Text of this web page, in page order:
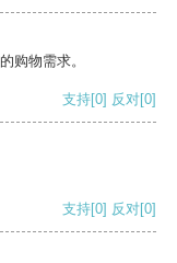
购物需求。
支持[0] 反对[0]
支持[0] 反对[0]